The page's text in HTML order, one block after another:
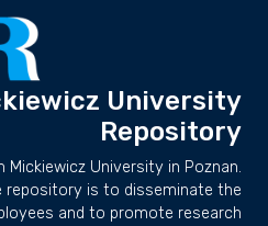
University
Repository
University in Poznan.
repository is to disseminate the
and to promote research